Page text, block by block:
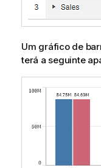
Um gráfico de
terá a seguinte